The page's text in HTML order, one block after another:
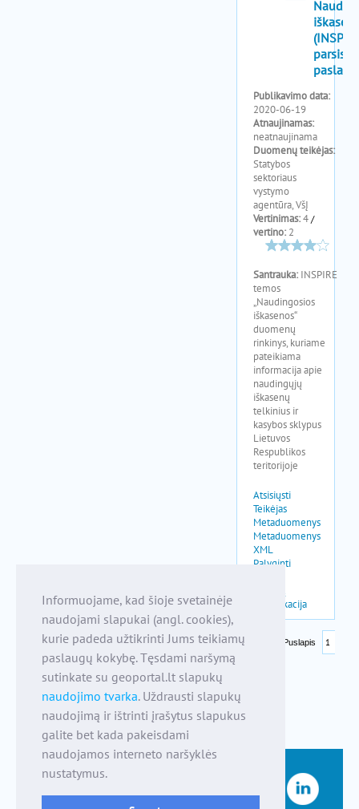
Informuojame, kad šioje svetainėje
naudojami slapukai (angl. cookies),
kurie padeda užtikrinti Jums teikiamų
paslaugų kokybę. Tęsdami naršymą
sutinkate su geoportal.lt slapukų
naudojimo tvarka. Uždrausti slapukų
naudojimą ir ištrinti įrašytus slapukus
galite bet kada pakeisdami
naudojamos interneto naršyklės
nustatymus.